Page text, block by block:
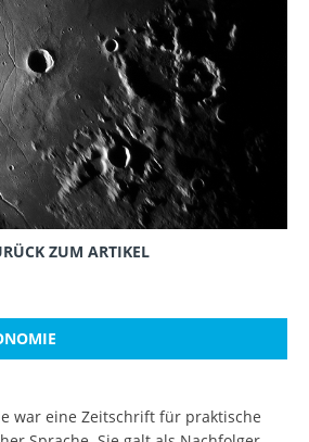
ZUM ARTIKEL
war eine Zeitschrift für praktische